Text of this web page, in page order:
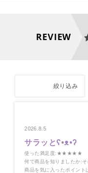
REVIEW
絞り込み
2026.8.5
サラッとʕ•ᴥ•ʔ
使った満足度:★★★★★
何で商品を知りましたか:
商品を気に入ったポイント